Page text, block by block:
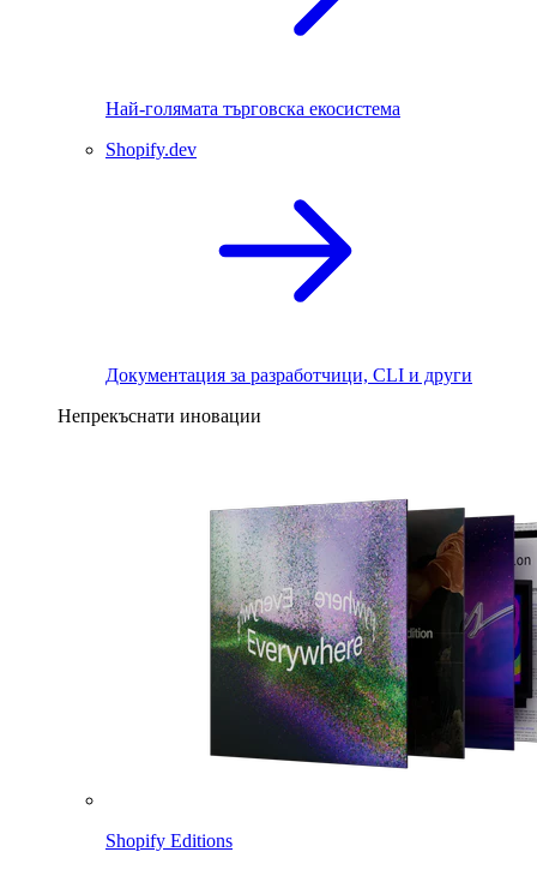
Най-голямата търговска екосистема
Shopify.dev
Документация за разработчици, CLI и други
Непрекъснати иновации
Shopify Editions